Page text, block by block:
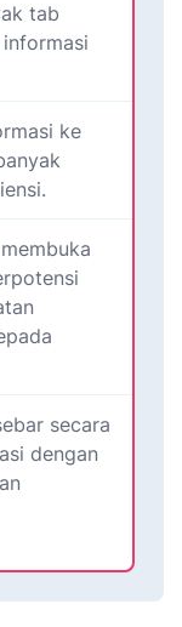
tab
ke
secara
dengan